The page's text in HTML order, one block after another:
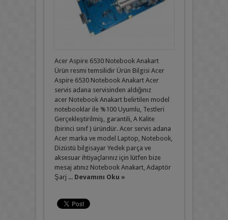
Acer Aspire 6530 Notebook Anakart
Ürün resmi temsilidir Ürün Bilgisi Acer
Aspire 6530 Notebook Anakart Acer
servis adana servisinden aldığınız
acer Notebook Anakart belirtilen model
notebooklar ile %100 Uyumlu, Testleri
Gerçekleştirilmiş, garantili, A Kalite
(birinci sınıf ) üründür. Acer servis adana
Acer marka ve model Laptop, Notebook,
Dizüstü bilgisayar Yedek parça ve
aksesuar ihtiyaçlarınız için lütfen bize
mesaj atınız Notebook Anakart, Adaptör
Şarj ... Devamını Oku »